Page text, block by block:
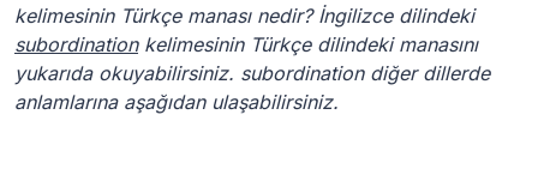
kelimesinin Türkçe manası nedir? İngilizce dilindeki
subordinationkelimesinin Türkçe dilindeki manasını
yukarıda okuyabilirsiniz. subordination diğer dillerde
anlamlarına aşağıdan ulaşabilirsiniz.